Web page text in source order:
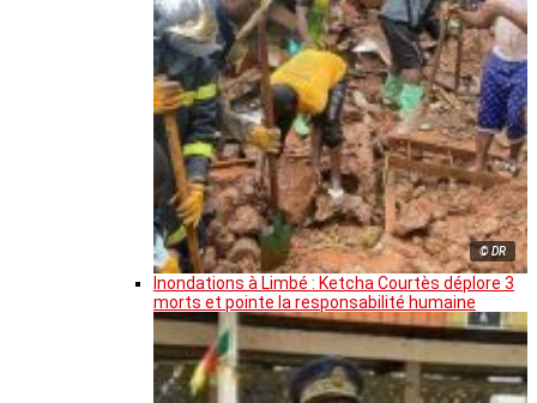
© DR
Inondations à Limbé : Ketcha Courtès déplore 3
morts et pointe la responsabilité humaine